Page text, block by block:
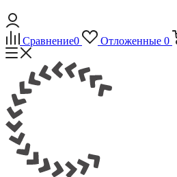
Сравнение0 Отложенные 0